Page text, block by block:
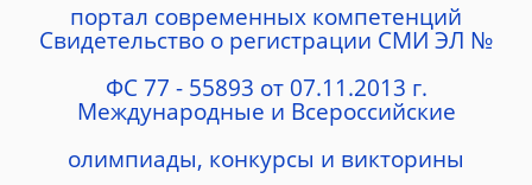
портал современных компетенций
Cвидетельство о регистрации СМИ ЭЛ №
ФС 77 - 55893 от 07.11.2013 г.
Международные и Всероссийские
олимпиады, конкурсы и викторины